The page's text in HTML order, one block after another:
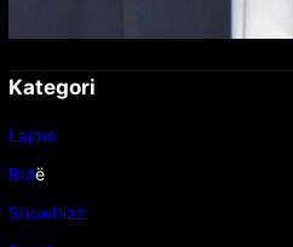
Kategori
Lajme
Botë
Showbizz